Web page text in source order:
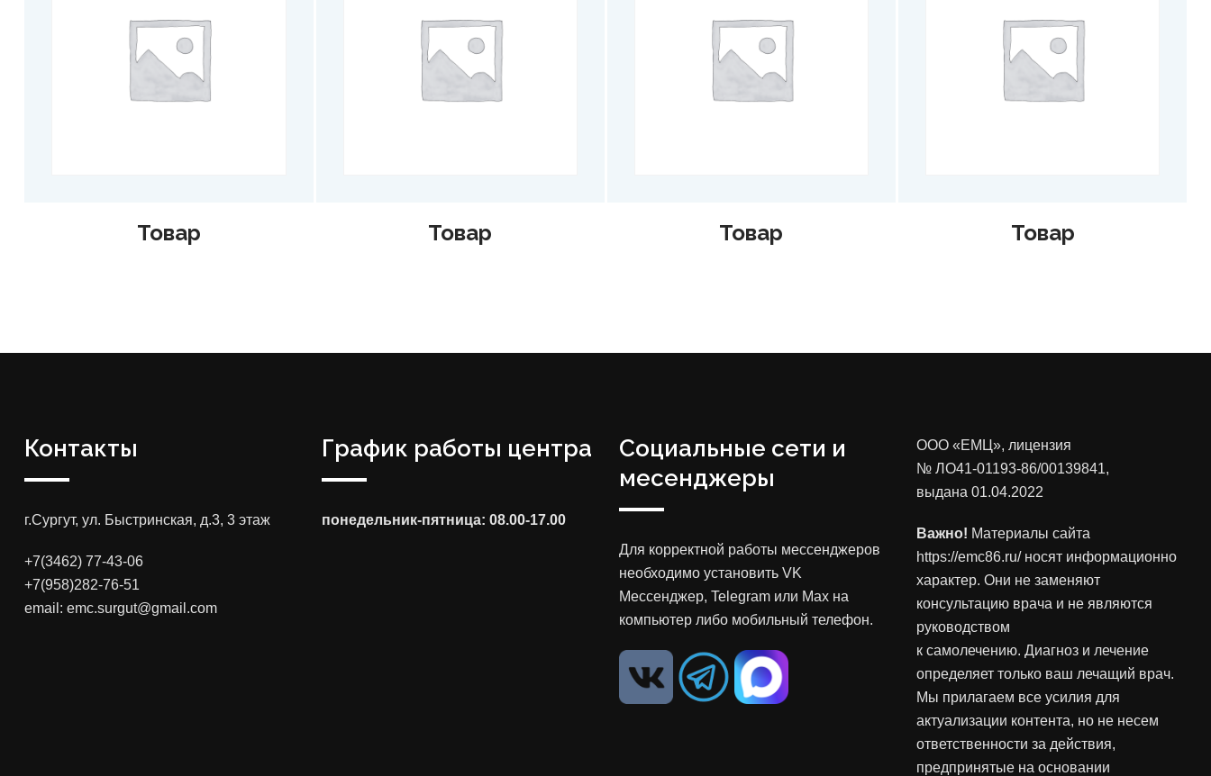
Товар Товар Товар Товар
Контакты
г.Сургут, ул. Быстринская, д.3, 3 этаж
+7(3462) 77-43-06
+7(958)282-76-51
email: emc.surgut@gmail.com
График работы центра
понедельник-пятница: 08.00-17.00
Социальные сети и
месенджеры
Для корректной работы мессенджеров
необходимо установить VK
Мессенджер, Telegram или Max на
компьютер либо мобильный телефон.
ООО «ЕМЦ», лицензия
№ ЛО41-01193-86/00139841,
выдана 01.04.2022
Важно! Материалы сайта
https://emc86.ru/ носят информационно
характер. Они не заменяют
консультацию врача и не являются
руководством
к самолечению. Диагноз и лечение
определяет только ваш лечащий врач.
Мы прилагаем все усилия для
актуализации контента, но не несем
ответственности за действия,
предпринятые на основании